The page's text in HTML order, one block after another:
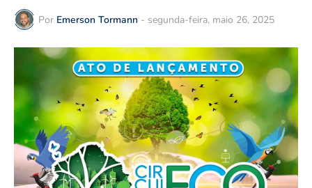
Por Emerson Tormann - segunda-feira, maio 26, 2025